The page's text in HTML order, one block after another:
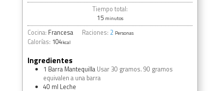
Tiempo total:
15 minutos
Cocina: Francesa Raciones: 2 Personas
Calorías: 104kcal
Ingredientes
1 Barra Mantequilla Usar 30 gramos. 90 gramos
equivalen a una barra
40 ml Leche